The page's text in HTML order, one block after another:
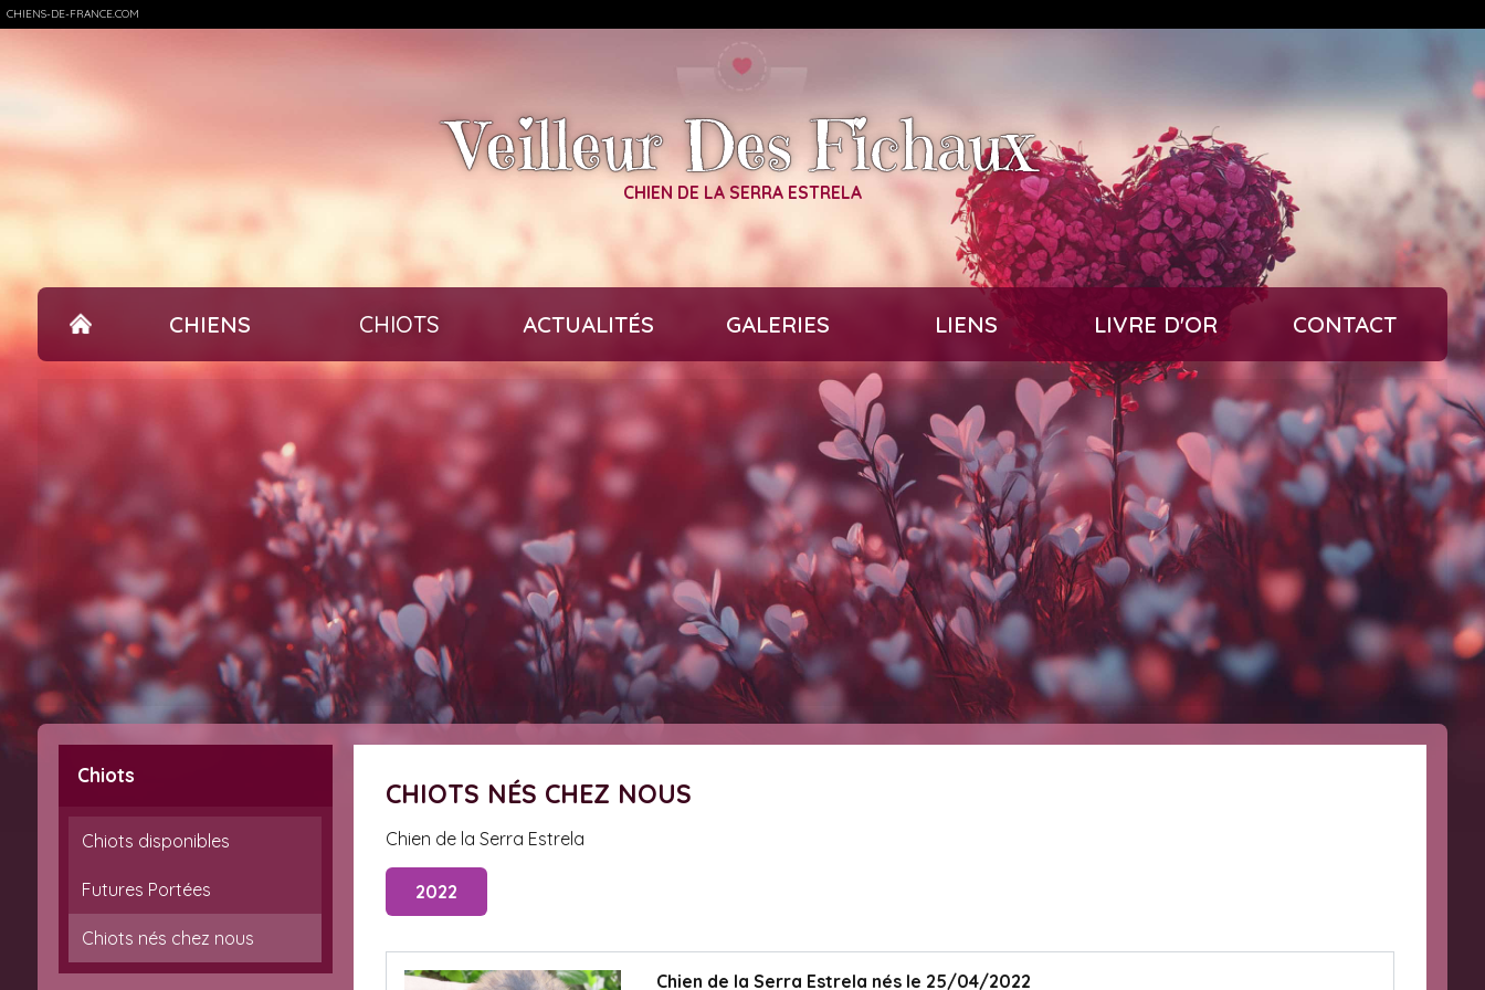
CHIENS-DE-FRANCE.COM
Veilleur Des Fichaux
CHIEN DE LA SERRA ESTRELA
CHIENS CHIOTS ACTUALITÉS GALERIES LIENS LIVRE D'OR CONTACT
Chiots
Chiots disponibles
Futures Portées
Chiots nés chez nous
CHIOTS NÉS CHEZ NOUS
Chien de la Serra Estrela
2022
Chien de la Serra Estrela nés le 25/04/2022